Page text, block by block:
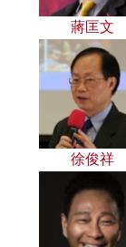
蔣匡文
徐俊祥